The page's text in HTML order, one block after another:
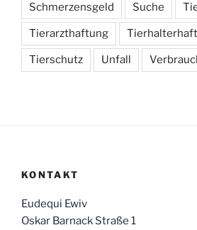
Schmerzensgeld Suche
Tierarzthaftung
Tierschutz Unfall
KONTAKT
Eudequi Ewiv
Oskar Barnack Straße 1